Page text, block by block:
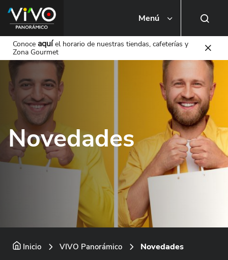
Menú
Busca una tienda o local
Conoce aquíel horario de nuestras tiendas, cafeterías y
Zona Gourmet
Novedades
Inicio VIVO Panorámico Novedades